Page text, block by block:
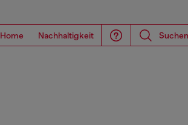
Home Nachhaltigkeit Suchen